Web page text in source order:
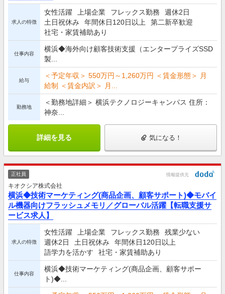
求人の特徴
女性活躍 上場企業 フレックス勤務
週休2日
土日祝休み
年間休日120日以上
第二新卒歓迎
社宅・家賃補助あり
仕事内容
横浜◆海外向け顧客技術支援（エンタープライズSSD
製...
給与
＜予定年収＞ 550万円～1,260万円 ＜賃金形態＞ 月
給制 ＜賃金内訳＞ 月...
勤務地
＜勤務地詳細＞ 横浜テクノロジーキャンパス 住所：
神奈...
詳細を見る 気になる！
正社員 情報提供元
キオクシア株式会社
横浜◆技術マーケティング(商品企画、顧客サポート)◆モバイ
ル機器向けフラッシュメモリ／グローバル活躍【転職支援サ
ービス求人】
求人の特徴
女性活躍 上場企業 フレックス勤務
残業少ない
週休2日
土日祝休み
年間休日120日以上
語学力を活かす
社宅・家賃補助あり
仕事内容
横浜◆技術マーケティング(商品企画、顧客サポー
ト)◆...